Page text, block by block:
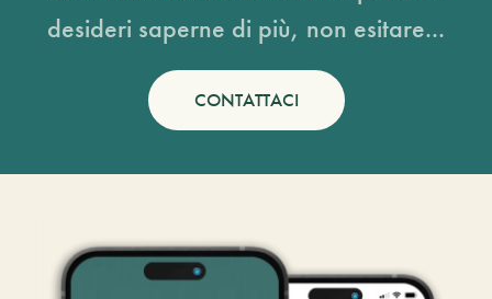
desideri saperne di più, non esitare...
CONTATTACI